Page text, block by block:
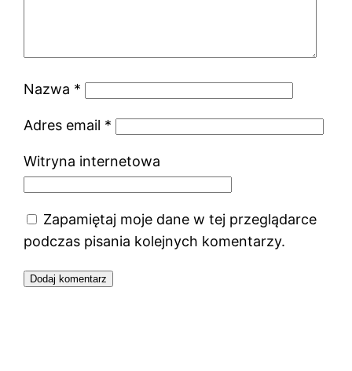
Nazwa *
Adres email *
Witryna internetowa
Zapamiętaj moje dane w tej przeglądarce
podczas pisania kolejnych komentarzy.